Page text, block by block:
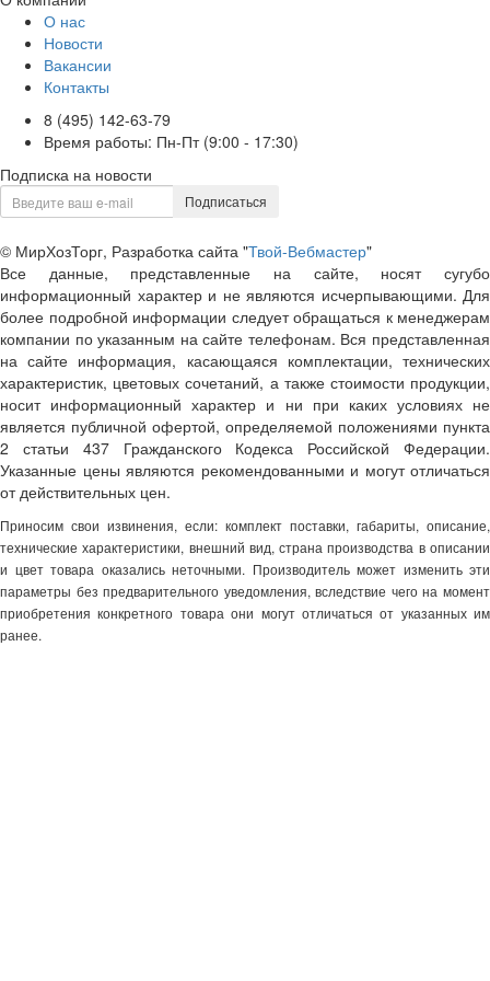
О нас
Новости
Вакансии
Контакты
8 (495) 142-63-79
Время работы: Пн-Пт (9:00 - 17:30)
Подписка на новости
Подписаться
© МирХозТорг, Разработка сайта "Твой-Вебмастер"
Все данные, представленные на сайте, носят сугубо
информационный характер и не являются исчерпывающими. Для
более подробной информации следует обращаться к менеджерам
компании по указанным на сайте телефонам. Вся представленная
на сайте информация, касающаяся комплектации, технических
характеристик, цветовых сочетаний, а также стоимости продукции,
носит информационный характер и ни при каких условиях не
является публичной офертой, определяемой положениями пункта
2 статьи 437 Гражданского Кодекса Российской Федерации.
Указанные цены являются рекомендованными и могут отличаться
от действительных цен.
Приносим свои извинения, если: комплект поставки, габариты, описание,
технические характеристики, внешний вид, страна производства в описании
и цвет товара оказались неточными. Производитель может изменить эти
параметры без предварительного уведомления, вследствие чего на момент
приобретения конкретного товара они могут отличаться от указанных им
ранее.